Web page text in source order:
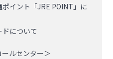
イント「JRE POINT」に
ドについて
ルセンター＞